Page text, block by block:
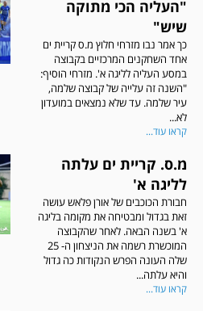
"העליה הכי מתוקה
שיש"
כך אמר נבו מזרחי חלוץ מ.ס קריית ים
אחד השחקנים המרכזיים בקבוצה
במסע העליה לליגה א'. מזרחי הוסיף:
"השנה זה עלייה של קבוצה שלמה,
עיר שלמה. עד שלא נמצאים במועדון
לא...
קראו עוד...
מ.ס. קריית ים עלתה
לליגה א'
חבורת הכוכבים של אורן פלאש עושה
זאת בגדול ומבטיחה את מקומה בליגה
א' בשנה הבאה. לאחר שהקבוצה
המוכשרת רשמה את הניצחון ה- 25
שלה העונה הפרש הנקודות כה גדול
והיא עלתה...
קראו עוד...